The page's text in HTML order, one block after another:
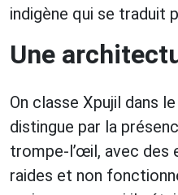
indigène qui se traduit
Une
On classe Xpujil dans
distingue par la
trompe-l’œil, avec des
raides et non